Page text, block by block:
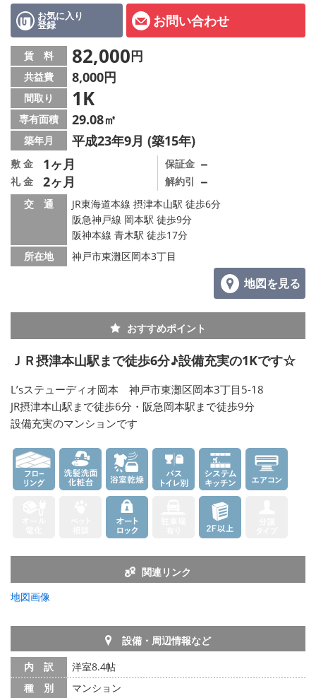
お気に入り
登録 お問い合わせ
賃 料 82,000円
共益費 8,000円
間取り 1K
専有面積 29.08㎡
築年月 平成23年9月 (築15年)
敷 金 1ヶ月
礼 金 2ヶ月
保証金 －
解約引 －
交 通
JR東海道本線 摂津本山駅 徒歩6分
阪急神戸線 岡本駅 徒歩9分
阪神本線 青木駅 徒歩17分
所在地
神戸市東灘区岡本3丁目
地図を見る
おすすめポイント
ＪＲ摂津本山駅まで徒歩6分♪設備充実の1Kです☆
L’sステューディオ岡本 神戸市東灘区岡本3丁目5-18
JR摂津本山駅まで徒歩6分・阪急岡本駅まで徒歩9分
設備充実のマンションです
関連リンク
地図画像
設備・周辺情報など
内 訳
洋室8.4帖
種 別
マンション